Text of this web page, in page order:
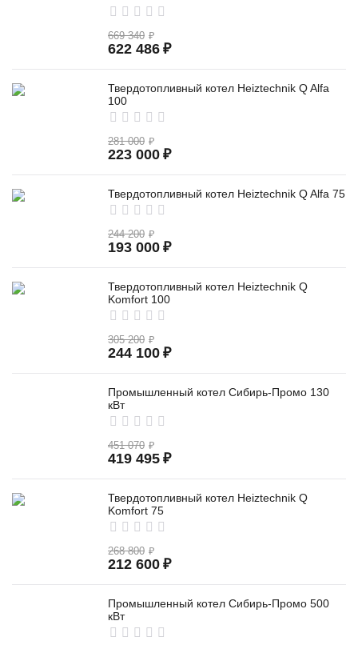
669 340 ₽
622 486 ₽
Твердотопливный котел Heiztechnik Q Alfa
100
281 000 ₽
223 000 ₽
Твердотопливный котел Heiztechnik Q Alfa 75
244 200 ₽
193 000 ₽
Твердотопливный котел Heiztechnik Q
Komfort 100
305 200 ₽
244 100 ₽
Промышленный котел Сибирь-Промо 130
кВт
451 070 ₽
419 495 ₽
Твердотопливный котел Heiztechnik Q
Komfort 75
268 800 ₽
212 600 ₽
Промышленный котел Сибирь-Промо 500
кВт